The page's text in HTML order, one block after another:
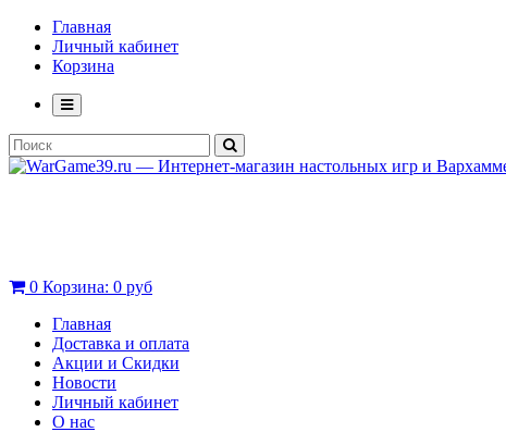
Главная
Личный кабинет
Корзина
0 Корзина: 0 руб
Главная
Доставка и оплата
Акции и Скидки
Новости
Личный кабинет
О нас